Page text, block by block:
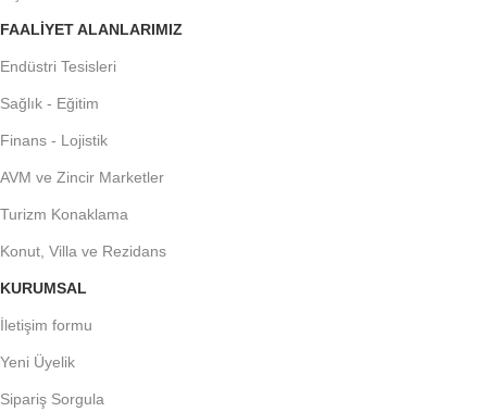
FAALIYET ALANLARIMIZ
Endüstri Tesisleri
Sağlık - Eğitim
Finans - Lojistik
AVM ve Zincir Marketler
Turizm Konaklama
Konut, Villa ve Rezidans
KURUMSAL
İletişim formu
Yeni Üyelik
Sipariş Sorgula